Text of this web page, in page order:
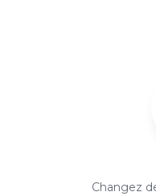
Changez